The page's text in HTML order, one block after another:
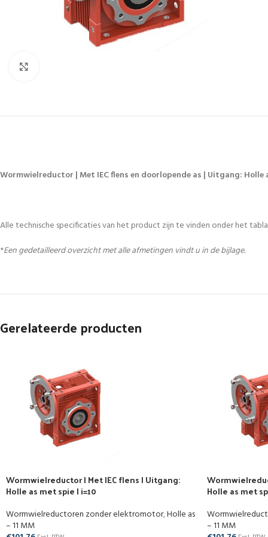
Wormwielreductor | Met IEC flens en doorlopende as | Uitgang: Holle
Alle technische specificaties van het product zijn te vinden onder het
*Een gedetailleerd overzicht met alle afmetingen vindt u in de bijlage.
Gerelateerde producten
Wormwielreductor | Met IEC flens | Uitgang:
Holle as met spie | i=10
Wormwielreductoren zonder elektromotor,Holle as
– 11 MM
Holle as met
– 11 MM